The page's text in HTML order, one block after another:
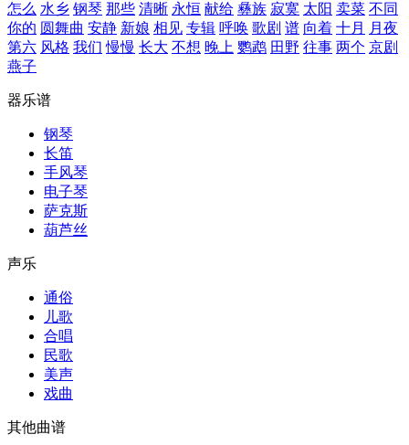
怎么 水乡 钢琴 那些 清晰 永恒 献给 彝族 寂寞 太阳 卖菜 不同
你的 圆舞曲 安静 新娘 相见 专辑 呼唤 歌剧 谱 向着 十月
月夜
第六 风格 我们 慢慢 长大 不想 晚上 鹦鹉 田野 往事 两个 京剧
燕子
器乐谱
钢琴
长笛
手风琴
电子琴
萨克斯
葫芦丝
声乐
通俗
儿歌
合唱
民歌
美声
戏曲
其他曲谱